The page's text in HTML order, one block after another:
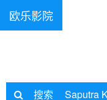
欧乐影院
搜索 Saputra